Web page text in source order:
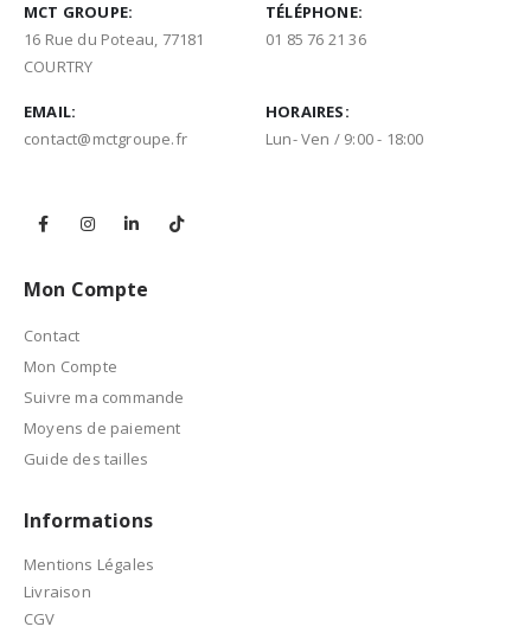
MCT GROUPE:
16 Rue du Poteau, 77181
COURTRY
TÉLÉPHONE:
01 85 76 21 36
EMAIL:
contact@mctgroupe.fr
HORAIRES:
Lun- Ven / 9:00 - 18:00
Mon Compte
Contact
Mon Compte
Suivre ma commande
Moyens de paiement
Guide des tailles
Informations
Mentions Légales
Livraison
CGV